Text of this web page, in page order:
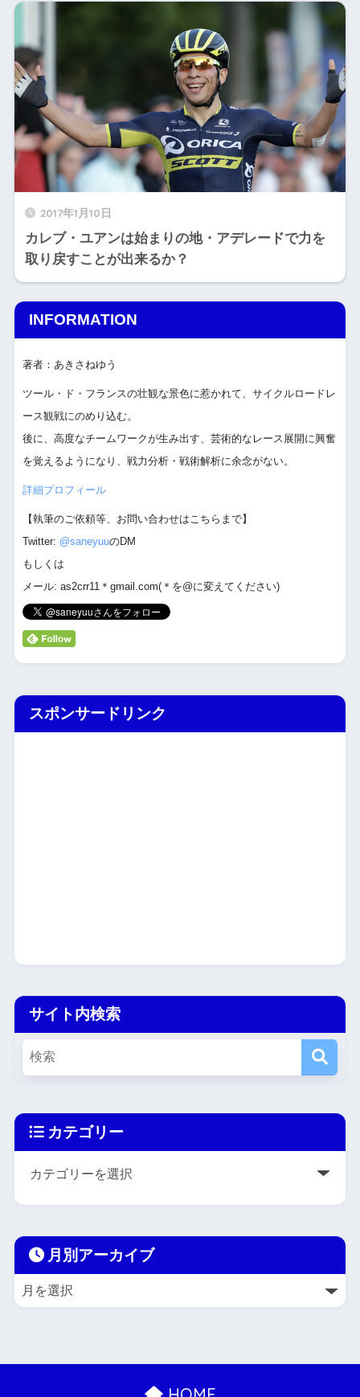
2017年1月10日
カレブ・ユアンは始まりの地・アデレードで力を
取り戻すことが出来るか？
INFORMATION
著者：あきさねゆう
ツール・ド・フランスの壮観な景色に惹かれて、サイクルロードレ
ース観戦にのめり込む。
後に、高度なチームワークが生み出す、芸術的なレース展開に興奮
を覚えるようになり、戦力分析・戦術解析に余念がない。
詳細プロフィール
【執筆のご依頼等、お問い合わせはこちらまで】
Twitter: @saneyuuのDM
もしくは
メール: as2crr11＊gmail.com(＊を@に変えてください)
スポンサードリンク
サイト内検索
カテゴリー
月別アーカイブ